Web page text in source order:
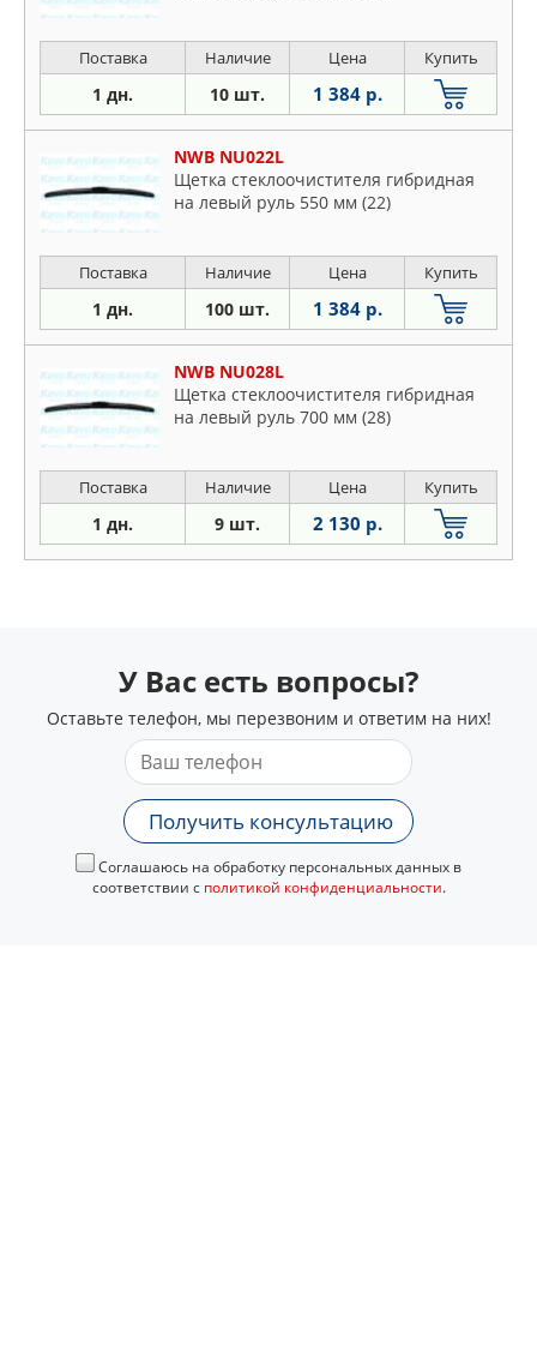
Поставка Наличие Цена Купить
1 дн. 10 шт. 1 384 р.
NWB NU022L
Щетка стеклоочистителя гибридная
на левый руль 550 мм (22)
Поставка Наличие Цена Купить
1 дн. 100 шт. 1 384 р.
NWB NU028L
Щетка стеклоочистителя гибридная
на левый руль 700 мм (28)
Поставка Наличие Цена Купить
1 дн. 9 шт. 2 130 р.
У Вас есть вопросы?
Оставьте телефон, мы перезвоним и ответим на них!
Получить консультацию
Соглашаюсь на обработку персональных данных в
соответствии с политикой конфиденциальности.